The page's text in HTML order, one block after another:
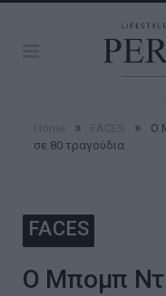
» »
Ο
σε 80 τραγούδια
FACES
Ο Μπομπ